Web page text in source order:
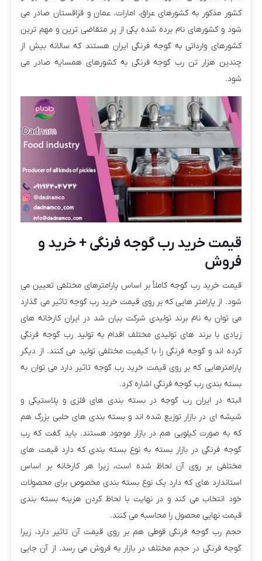
کشور مذکور به کشورهای عراق، امارات، عمان و قزاقستان صادر می‌
شود و کشورهای نام برده شده یکی از پر متقاضی ترین و مهم ترین
کشورهای وارداتی به گوجه فرنگی ایران هستند که سالانه بیش از
چندین هزار تن رب گوجه فرنگی به کشورهای همسایه صادر می‌
شود.
قیمت خرید رب گوجه فرنگی + خرید و
فروش
قیمت خرید رب گوجه کاملاً بر اساس پارامترهای مختلفی تعیین می‌
شود. از پارامتر هایی که بر روی قیمت خرید رب گوجه تاثیر می‌ گذارد
می‌ توان به نام برند تولیدی شرکت بیان شد در ایران کارخانه های
زیادی با برند های تولیدی مختلف اقدام به تولید رب گوجه فرنگی
کرده‌ اند و گوجه فرنگی را با کیفیت مختلفی تولید می کنند. از دیگر
پارامترهایی که بر روی قیمت خرید رب گوجه تاثیر دارد می‌ توان به
بسته بندی رب گوجه فرنگی اشاره کرد.
البته در ایران رب گوجه در بسته بندی های فلزی و پلاستیکی و
شیشه ای در بازار توزیع شده‌ اند و بسته بندی های حلبی بزرگ هم
که به صورت کیلویی هم در بازار موجود هستند. باید گفت که رب
گوجه فرنگی در بازار بسته به نوع بسته‌ بندی که دارد قیمت‌ های
مختلفی بر روی آن لحاظ شده است، زیرا هر کارخانه بر اساس
استاندارد های که دارد یک نوع بسته بندی مخصوص برای محصولات
خود انتخاب می‌ کند و در نهایت با لحاظ کردن هزینه بسته بندی
قیمت نهایی محصول را محاسبه می کنند.
حجم رب گوجه فرنگی قوطی هم بر روی قیمت‌ آن تاثیر دارد، زیرا
گوجه فرنگی در حجم مختلف در بازار به فروش می‌ رسد. از آن جایی